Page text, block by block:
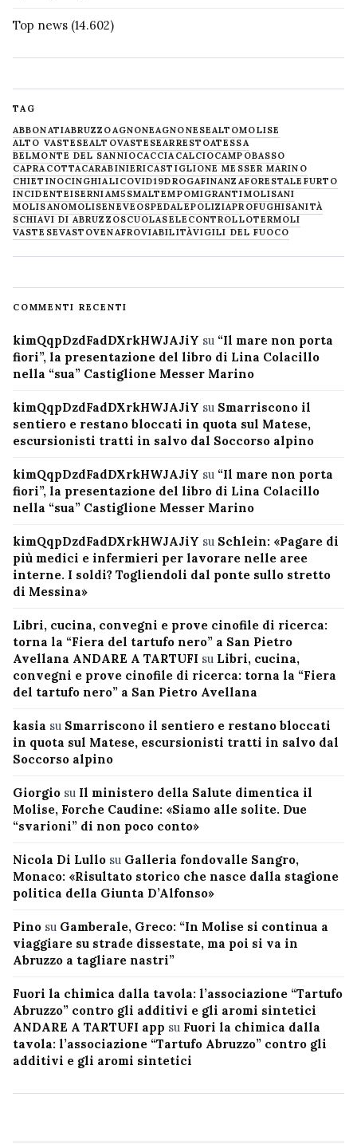
Top news (14.602)
TAG
ABBONATIABRUZZOAGNONEAGNONESEALTOMOLISE
ALTO VASTESEALTOVASTESEARRESTOATESSA
BELMONTE DEL SANNIOCACCIA CALCIOCAMPOBASSO
CAPRACOTTACARABINIERICASTIGLIONE MESSER MARINO
CHIETINOCINGHIALICOVID19DROGAFINANZAFORESTALE FURTO
INCIDENTEISERNIAM5SMALTEMPOMIGRANTIMOLISANI
MOLISANOMOLISENEVE OSPEDALEPOLIZIAPROFUGHISANITÀ
SCHIAVI DI ABRUZZOSCUOLASELECONTROLLOTERMOLI
VASTESEVASTOVENAFROVIABILITÀVIGILI DEL FUOCO
COMMENTI RECENTI
kimQqpDzdFadDXrkHWJAJiY su “Il mare non porta
fiori”, la presentazione del libro di Lina Colacillo
nella “sua” Castiglione Messer Marino
kimQqpDzdFadDXrkHWJAJiY su Smarriscono il
sentiero e restano bloccati in quota sul Matese,
escursionisti tratti in salvo dal Soccorso alpino
kimQqpDzdFadDXrkHWJAJiY su “Il mare non porta
fiori”, la presentazione del libro di Lina Colacillo
nella “sua” Castiglione Messer Marino
kimQqpDzdFadDXrkHWJAJiY su Schlein: «Pagare di
più medici e infermieri per lavorare nelle aree
interne. I soldi? Togliendoli dal ponte sullo stretto
di Messina»
Libri, cucina, convegni e prove cinofile di ricerca:
torna la “Fiera del tartufo nero” a San Pietro
Avellana ANDARE A TARTUFI su Libri, cucina,
convegni e prove cinofile di ricerca: torna la “Fiera
del tartufo nero” a San Pietro Avellana
kasia su Smarriscono il sentiero e restano bloccati
in quota sul Matese, escursionisti tratti in salvo dal
Soccorso alpino
Giorgio su Il ministero della Salute dimentica il
Molise, Forche Caudine: «Siamo alle solite. Due
“svarioni” di non poco conto»
Nicola Di Lullo su Galleria fondovalle Sangro,
Monaco: «Risultato storico che nasce dalla stagione
politica della Giunta D’Alfonso»
Pino su Gamberale, Greco: “In Molise si continua a
viaggiare su strade dissestate, ma poi si va in
Abruzzo a tagliare nastri”
Fuori la chimica dalla tavola: l’associazione “Tartufo
Abruzzo” contro gli additivi e gli aromi sintetici
ANDARE A TARTUFI app su Fuori la chimica dalla
tavola: l’associazione “Tartufo Abruzzo” contro gli
additivi e gli aromi sintetici